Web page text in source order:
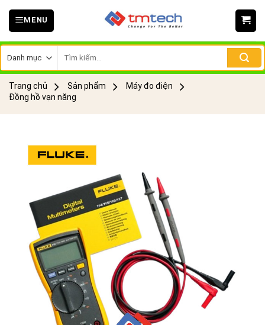
Skip
MENU
kiếm:
Trang chủ Sản phẩm
Máy đo điện
Đồng hồ vạn năng